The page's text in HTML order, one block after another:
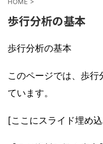
歩行分析の基本
歩行分析の基本
このページでは、歩
ています。
[ここにスライド埋め